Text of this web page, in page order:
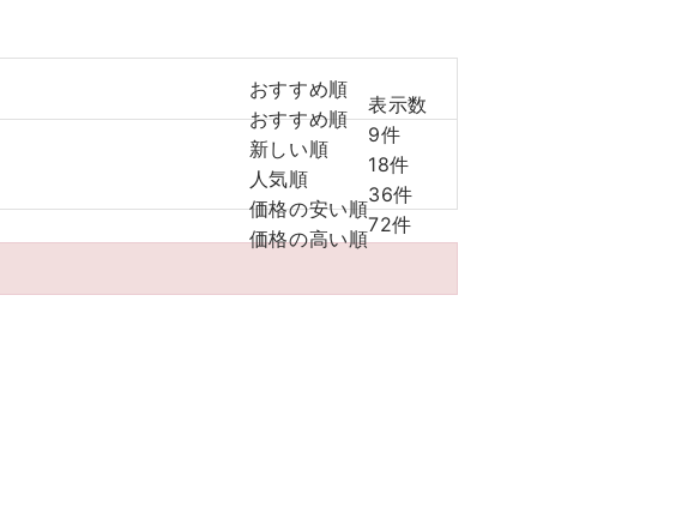
おすすめ順
おすすめ順
新しい順
人気順
価格の安い順
価格の高い順
表示数
9件
18件
36件
72件